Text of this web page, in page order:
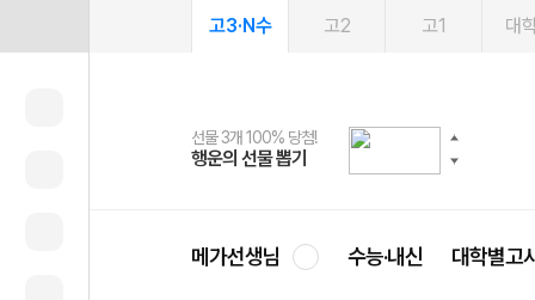
고3·N수 고2 고1 대
선물 3개 100% 당첨!
행운의 선물 뽑기
선물 100% 증정!
메가스터디 X 올리브
여름방학 스터디 캐시백
메가런 썸머스쿨
2027 러셀 단과
강사 공개선발
스마트러닝앱
설문 EVENT
메가패스
3일 무료 체험권
메가패스 수강생 무료혜택!
메가클럽 멤버십
사회공헌 캠페인
희망이룸 메가나눔
메가선생님 수능·내신 대학별고